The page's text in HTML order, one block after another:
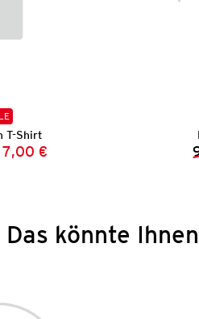
T-Shirt
Preis:
Preis:
7,00 €
Das könnte